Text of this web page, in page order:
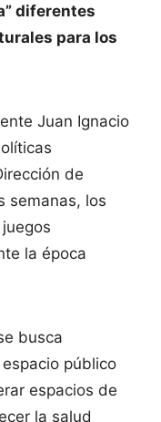
diferentes
para los
Juan Ignacio
de
semanas, los
la época
busca
público
espacios de
la salud